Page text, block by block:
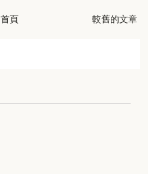
較舊的文章
首頁